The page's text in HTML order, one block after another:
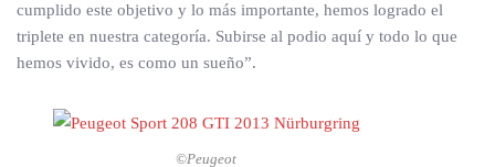
cumplido este objetivo y lo más importante, hemos logrado el
triplete en nuestra categoría. Subirse al podio aquí y todo lo que
hemos vivido, es como un sueño”.
©Peugeot